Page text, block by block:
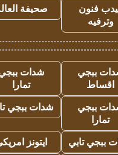
فنون
وترفيه
صحيفة
ببجي
اقساط
شدات
تمارا
ببجي
تمارا
شدات ببجي
ببجي تابي
ايتونز